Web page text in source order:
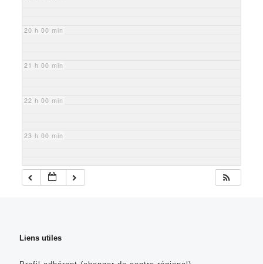
20 h 00 min
21 h 00 min
22 h 00 min
23 h 00 min
Liens utiles